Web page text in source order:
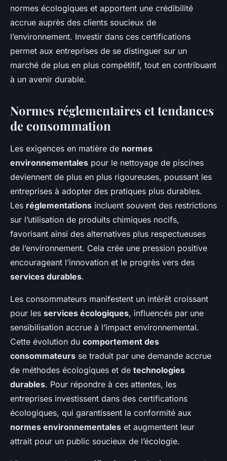
normes écologiques et apportent une crédibilité
accrue auprès des clients soucieux de
l’environnement. Investir dans ces certifications
permet aux entreprises de se distinguer sur un
marché de plus en plus compétitif, tout en contribuant
à un avenir durable.
Normes réglementaires et tendances
de consommation
Les exigences en matière de normes
environnementales pour le nettoyage de piscines
deviennent de plus en plus rigoureuses, poussant les
entreprises à adopter des pratiques plus durables.
Les réglementations incluent souvent des restrictions
sur l’utilisation de produits chimiques nocifs,
favorisant ainsi des alternatives plus respectueuses
de l’environnement. Cela crée une pression positive
encourageant l’innovation et le progrès vers des
services durables.
Les consommateurs manifestent un intérêt croissant
pour les services écologiques, influencés par une
sensibilisation accrue à l’impact environnemental.
Cette évolution du comportement des
consommateurs se traduit par une demande accrue
de méthodes écologiques et de technologies
durables. Pour répondre à ces attentes, les
entreprises investissent dans des certifications
écologiques, qui garantissent la conformité aux
normes environnementales et augmentent leur
attrait pour un public soucieux de l’écologie.